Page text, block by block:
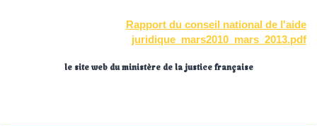
Rapport du conseil national de l'aide
juridique_mars2010_mars_2013.pdf
le site web du ministère de la justice française